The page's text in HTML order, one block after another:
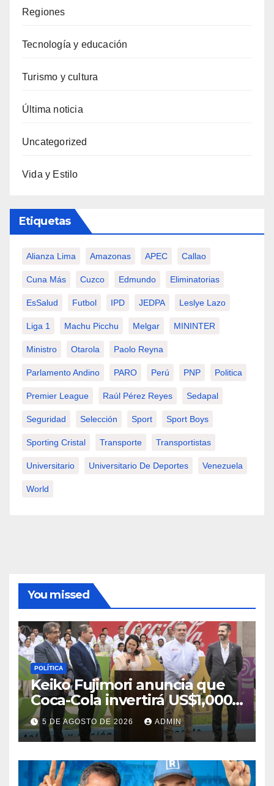
Regiones
Tecnología y educación
Turismo y cultura
Última noticia
Uncategorized
Vida y Estilo
Etiquetas
Alianza Lima Amazonas APEC Callao
Cuna Más Cuzco Edmundo Eliminatorias
EsSalud Futbol IPD JEDPA Leslye Lazo
Liga 1 Machu Picchu Melgar MININTER
Ministro Otarola Paolo Reyna
Parlamento Andino PARO Perú PNP Politica
Premier League Raúl Pérez Reyes Sedapal
Seguridad Selección Sport Sport Boys
Sporting Cristal Transporte Transportistas
Universitario Universitario De Deportes Venezuela
World
You missed
POLÍTICA
Keiko Fujimori anuncia que
Coca-Cola invertirá US$1,000
millones en 5 años
5 DE AGOSTO DE 2026 ADMIN